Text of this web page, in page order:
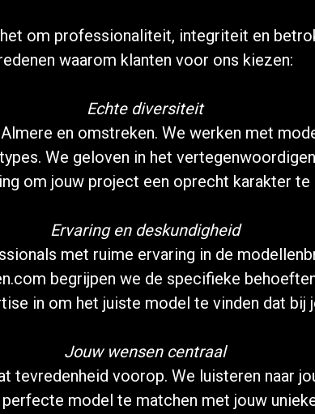
om professionaliteit, integriteit en
waarom klanten voor ons kiezen:
Echte diversiteit
en omstreken. We werken met
We geloven in het
om jouw project een oprecht karakter te
Ervaring en deskundigheid
met ruime ervaring in de
begrijpen we de specifieke
in om het juiste model te vinden dat bij
Jouw wensen centraal
tevredenheid voorop. We luisteren naar
model te matchen met jouw